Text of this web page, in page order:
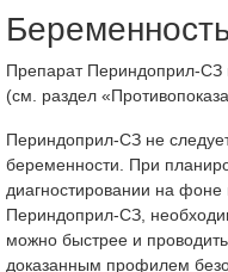
Препарат Периндоприл-СЗ
(см. раздел
Периндоприл-СЗ не
беременности. При
диагностировании на
Периндоприл-СЗ,
можно быстрее и
доказанным профилем